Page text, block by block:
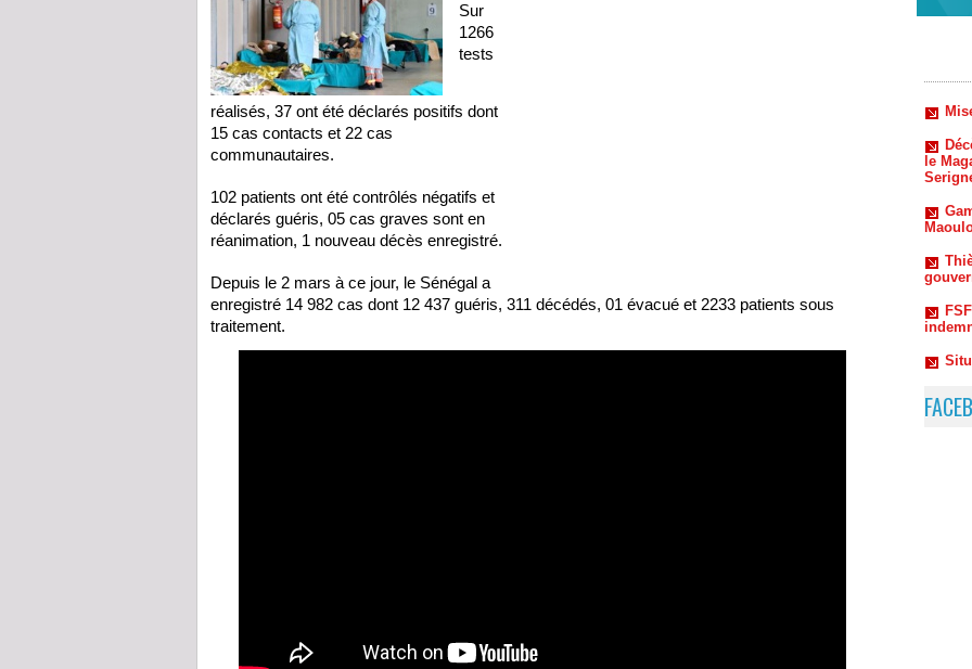
Sur
1266
tests
réalisés, 37 ont été déclarés positifs dont
15 cas contacts et 22 cas
communautaires.
102 patients ont été contrôlés négatifs et
déclarés guéris, 05 cas graves sont en
réanimation, 1 nouveau décès enregistré.
Depuis le 2 mars à ce jour, le Sénégal a
enregistré 14 982 cas dont 12 437 guéris, 311 décédés, 01 évacué et 2233 patients sous
traitement.
Une